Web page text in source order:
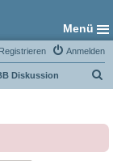
Menü
Anmelden
Registrieren
Diskussion
e